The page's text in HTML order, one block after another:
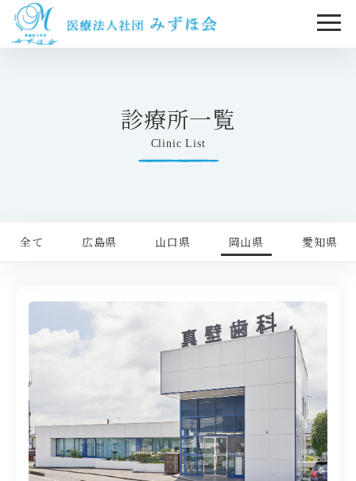
診療所一覧
Clinic List
全て 広島県 山口県 岡山県 愛知県